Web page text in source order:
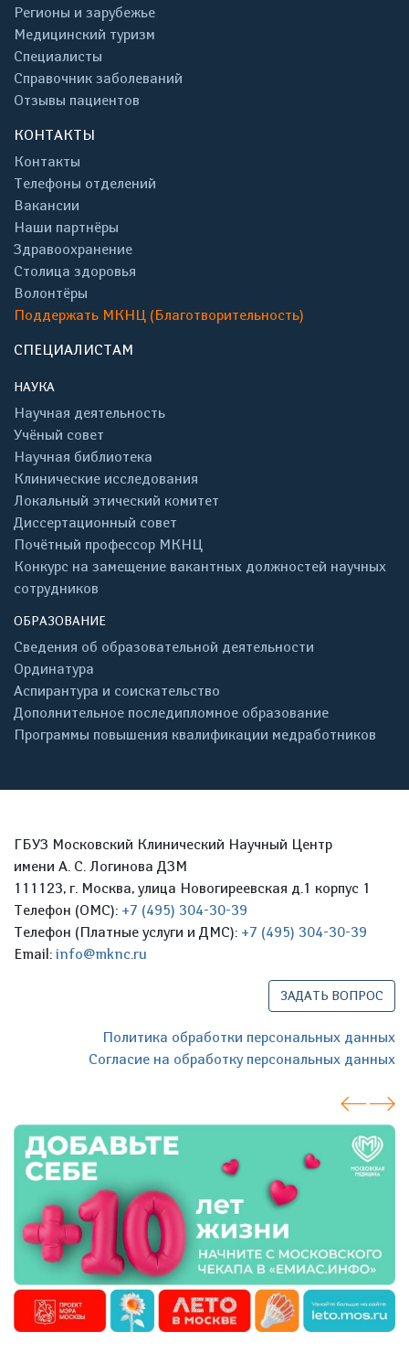
Регионы и зарубежье
Медицинский туризм
Специалисты
Справочник заболеваний
Отзывы пациентов
КОНТАКТЫ
Контакты
Телефоны отделений
Вакансии
Наши партнёры
Здравоохранение
Столица здоровья
Волонтёры
Поддержать МКНЦ (Благотворительность)
СПЕЦИАЛИСТАМ
НАУКА
Научная деятельность
Учёный совет
Научная библиотека
Клинические исследования
Локальный этический комитет
Диссертационный совет
Почётный профессор МКНЦ
Конкурс на замещение вакантных должностей научных
сотрудников
ОБРАЗОВАНИЕ
Сведения об образовательной деятельности
Ординатура
Аспирантура и соискательство
Дополнительное последипломное образование
Программы повышения квалификации медработников
ГБУЗ Московский Клинический Научный Центр
имени А. С. Логинова ДЗМ
111123, г. Москва, улица Новогиреевская д.1 корпус 1
Телефон (ОМС): +7 (495) 304-30-39
Телефон (Платные услуги и ДМС): +7 (495) 304-30-39
Email: info@mknc.ru
ЗАДАТЬ ВОПРОС
Политика обработки персональных данных
Согласие на обработку персональных данных